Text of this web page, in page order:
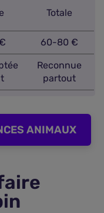
Totale
60-80 €
Reconnue
partout
ANIMAUX